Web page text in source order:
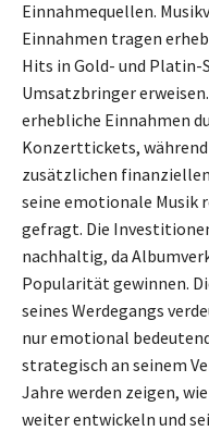
Einnahmequellen.
Einnahmen tragen
Hits in Gold- und Platin-
Umsatzbringer
erhebliche Einnahmen
Konzerttickets,
zusätzlichen
seine emotionale Musik
gefragt. Die
nachhaltig, da
Popularität gewinnen.
seines Werdegangs
nur emotional
strategisch an seinem
Jahre werden zeigen,
weiter entwickeln und